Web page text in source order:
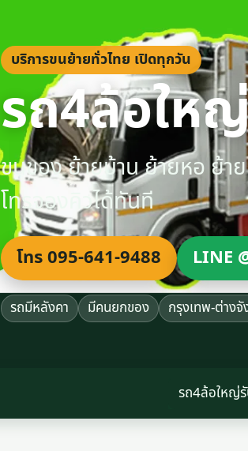
บริการขนย้ายทั่วไทย เปิดทุกวัน
รถ4ล้อให
ขนของ ย้ายบ้าน ย้ายหอ ย้
โทรจองคิวได้ทันที
โทร 095-641-9488 LINE
รถมีหลังคา มีคนยกของ กรุงเทพ-ต่างจั
รถ4ล้อใหญ่